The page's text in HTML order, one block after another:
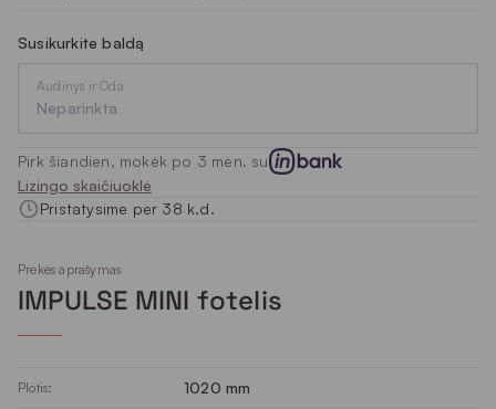
Susikurkite baldą
Audinys ir Oda
Neparinkta
Pirk šiandien, mokėk po 3 mėn. su
Lizingo skaičiuoklė
Pristatysime per 38 k.d.
Prekės aprašymas
IMPULSE MINI fotelis
Plotis: 1020 mm